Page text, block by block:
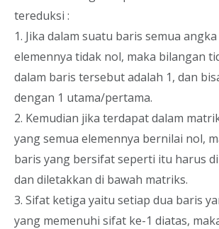
tereduksi :
1. Jika dalam suatu baris semua
elemennya tidak nol, maka bilangan
dalam baris tersebut adalah 1, dan
dengan 1 utama/pertama.
2. Kemudian jika terdapat dalam
yang semua elemennya bernilai nol,
baris yang bersifat seperti itu harus
dan diletakkan di bawah matriks.
3. Sifat ketiga yaitu setiap dua baris
yang memenuhi sifat ke-1 diatas,